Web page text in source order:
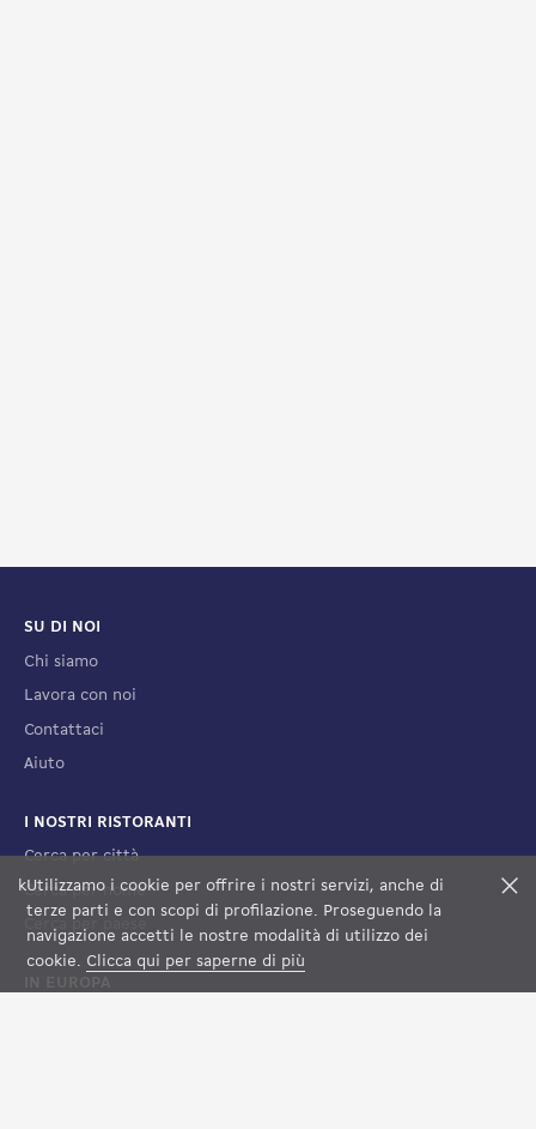
kUtilizzamo i cookie per offrire i nostri servizi, anche di
terze parti e con scopi di profilazione. Proseguendo la
navigazione accetti le nostre modalità di utilizzo dei
cookie. Clicca qui per saperne di più
SU DI NOI
Chi siamo
Lavora con noi
Contattaci
Aiuto
I NOSTRI RISTORANTI
Cerca per città
Cerca per nome
Cerca per paese